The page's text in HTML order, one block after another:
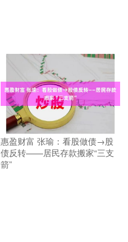
惠盈财富 张瑜：看股做债→股
债反转——居民存款搬家“三支
箭”